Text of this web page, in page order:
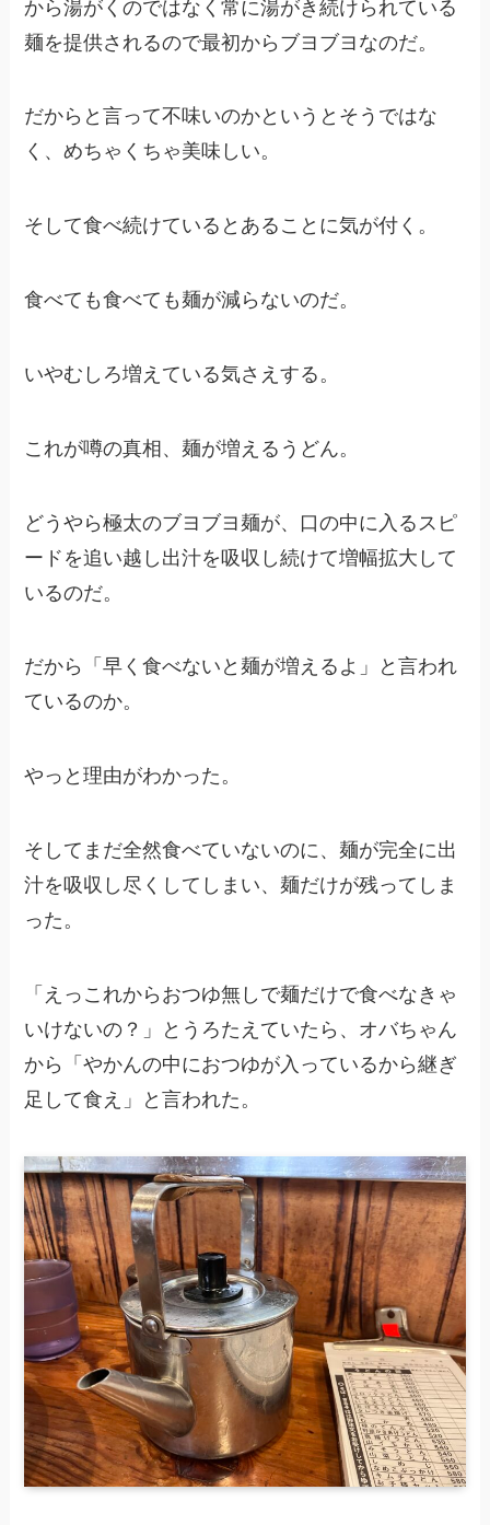
から湯がくのではなく常に湯がき続けられている
麺を提供されるので最初からブヨブヨなのだ。
だからと言って不味いのかというとそうではな
く、めちゃくちゃ美味しい。
そして食べ続けているとあることに気が付く。
食べても食べても麺が減らないのだ。
いやむしろ増えている気さえする。
これが噂の真相、麺が増えるうどん。
どうやら極太のブヨブヨ麺が、口の中に入るスピ
ードを追い越し出汁を吸収し続けて増幅拡大して
いるのだ。
だから「早く食べないと麺が増えるよ」と言われ
ているのか。
やっと理由がわかった。
そしてまだ全然食べていないのに、麺が完全に出
汁を吸収し尽くしてしまい、麺だけが残ってしま
った。
「えっこれからおつゆ無しで麺だけで食べなきゃ
いけないの？」とうろたえていたら、オバちゃん
から「やかんの中におつゆが入っているから継ぎ
足して食え」と言われた。